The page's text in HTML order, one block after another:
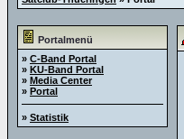
Portalmenü
» C-Band Portal
» KU-Band Portal
» Media Center
» Portal
» Statistik